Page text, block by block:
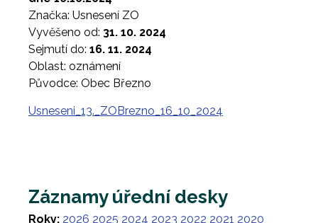
Značka: Usnesení ZO
Vyvěšeno od: 31. 10. 2024
Sejmutí do: 16. 11. 2024
Oblast: oznámení
Původce: Obec Březno
Usneseni_13._ZOBrezno_16_10_2024
Záznamy úřední desky
Roky: 2026 2025 2024 2023 2022 2021 2020